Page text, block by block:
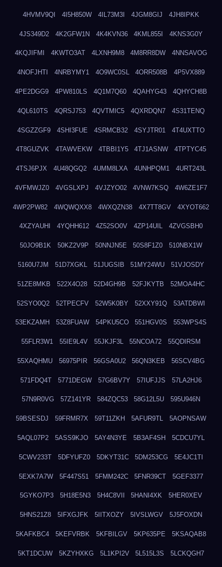
4HVMV9QI 4I5H850W 4IL73M3I 4JGM8GIJ 4JH8IPKK
4JS349D2 4K2GFW1N 4K4KVN36 4KML855I 4KNS3G0Y
4KQJIFMI 4KWTO3AT 4LXNH9M8 4M8RR8DW 4NNSAVOG
4NOFJHTI 4NRBYMY1 4O9WC0SL 4ORR508B 4P5VX889
4PE2DGG9 4PW810LS 4Q1M7Q60 4QAHYG43 4QHYCH8B
4QL610TS 4QRSJ753 4QVTMIC5 4QXRDQN7 4S31TENQ
4SGZZGF9 4SHI3FUE 4SRMCB32 4SYJTR01 4T4UXTTO
4T8GUZVK 4TAWVEKW 4TBBI1Y5 4TJ1ASNW 4TPTYC45
4TSJ6PJX 4U48QGQ2 4UMM8LXA 4UNHPQM1 4URT243L
4VFMWJZ0 4VGSLXPJ 4VJZYO02 4VNW7KSQ 4W6ZE1F7
4WP2PW82 4WQWQXX8 4WXQZN38 4X7TT8GV 4XYOT662
4XZYAUHI 4YQHH612 4Z52SO0V 4ZP14UIL 4ZVGSBH0
50JO9B1K 50KZ2V9P 50NNJN5E 50S8F1Z0 510NBX1W
5160U7JM 51D7XGKL 51JUGSIB 51MY24WU 51VJOSDY
51ZE8MKB 522X4O28 52D4GH9B 52FJKYTB 52MOA4HC
52SYO0Q2 52TPECFV 52W5K0BY 52XXY91Q 53ATDBWI
53EKZAMH 53Z8FUAW 54PKU5CO 551HGV0S 553WPS4S
55FLR3W1 55IE9L4V 55JKJF3L 55NCOA72 55QDIRSM
55XAQHMU 56975PIR 56GSA0U2 56QN3KEB 56SCV4BG
571FDQ4T 5771DEGW 57G6BV7Y 57IUFJJS 57LA2HJ6
57N9R0VG 57Z141YR 584ZQC53 58G12L5U 595U946N
59BSESDJ 59FRMR7X 59T11ZKH 5AFUR9TL 5AOPNSAW
5AQL07P2 5ASS9KJO 5AY4N3YE 5B3AF4SH 5CDCU7YL
5CWV233T 5DFYUFZ0 5DKYT31C 5DM253CG 5E4JC1TI
5EXK7A7W 5F447S51 5FMM242C 5FNR39CT 5GEF3377
5GYKO7P3 5H18E5N3 5H4C8VII 5HANI4XK 5HER0XEV
5HNS21Z8 5IFXGJFK 5IITXOZY 5IVSLWGV 5J5FOXDN
5KAFKBC4 5KEFVRBK 5KFBILGV 5KP635PE 5KSAQAB8
5KT1DCUW 5KZYHXKG 5L1KPI2V 5L515L3S 5LCKQGH7